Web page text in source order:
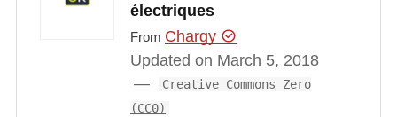
électriques
From Chargy
Updated on March 5, 2018
Creative Commons Zero
(CC0)